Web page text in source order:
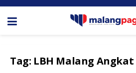
Tag: LBH Malang Angkat